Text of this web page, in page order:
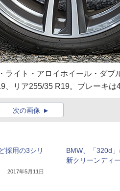
ライト・アロイホイール・ダブ
、リア255/35 R19。ブレーキは
次の画像
採用の3シリ
2017年5月11日
BMW、「320d
新クリーンディ